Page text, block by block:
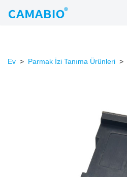
Ev > Parmak İzi Tanıma Ürünleri >